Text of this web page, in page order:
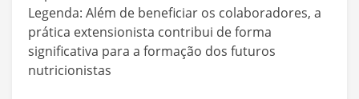
Legenda: Além de beneficiar os colaboradores, a
prática extensionista contribui de forma
significativa para a formação dos futuros
nutricionistas